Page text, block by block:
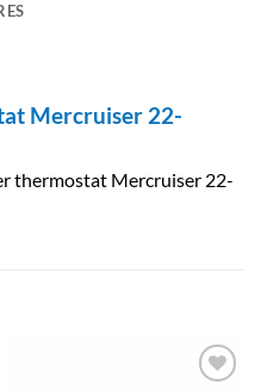
Mercruiser 22-
thermostat Mercruiser 22-